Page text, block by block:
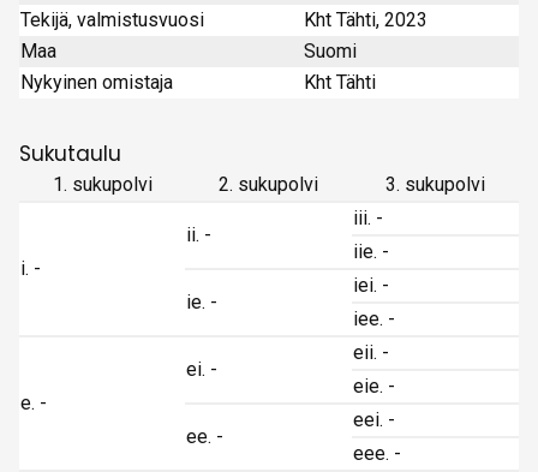
Tekijä, valmistusvuosi
Kht Tähti, 2023
Maa
Suomi
Nykyinen omistaja
Kht Tähti
Sukutaulu
1. sukupolvi 2. sukupolvi 3. sukupolvi
i. -
ii. -
iii. -
iie. -
ie. -
iei. -
iee. -
e. -
ei. -
eii. -
eie. -
ee. -
eei. -
eee. -